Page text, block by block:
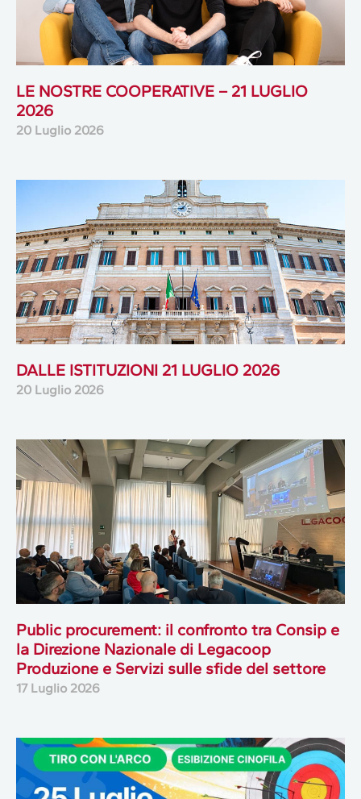
LE NOSTRE COOPERATIVE – 21 LUGLIO
2026
20 Luglio 2026
DALLE ISTITUZIONI 21 LUGLIO 2026
20 Luglio 2026
Public procurement: il confronto tra Consip e
la Direzione Nazionale di Legacoop
Produzione e Servizi sulle sfide del settore
17 Luglio 2026